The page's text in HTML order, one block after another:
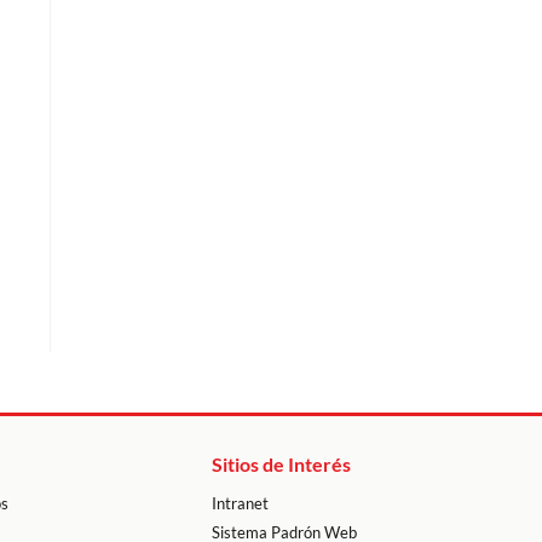
Sitios de Interés
Intranet
Sistema Padrón Web